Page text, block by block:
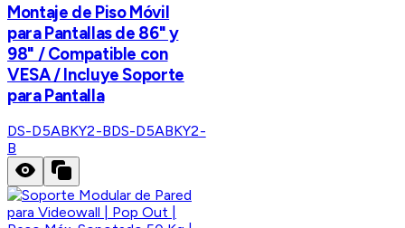
Montaje de Piso Móvil
para Pantallas de 86" y
98" / Compatible con
VESA / Incluye Soporte
para Pantalla
DS-D5ABKY2-BDS-D5ABKY2-
B